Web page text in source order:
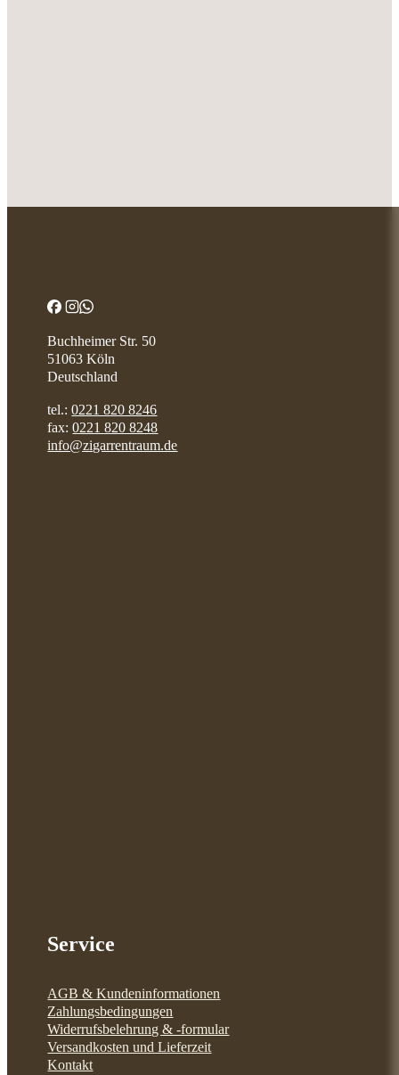
Buchheimer Str. 50
51063 Köln
Deutschland
tel.:0221 820 8246
fax:0221 820 8248
info@zigarrentraum.de
Service
AGB & Kundeninformationen
Zahlungsbedingungen
Widerrufsbelehrung & -formular
Versandkosten und Lieferzeit
Kontakt